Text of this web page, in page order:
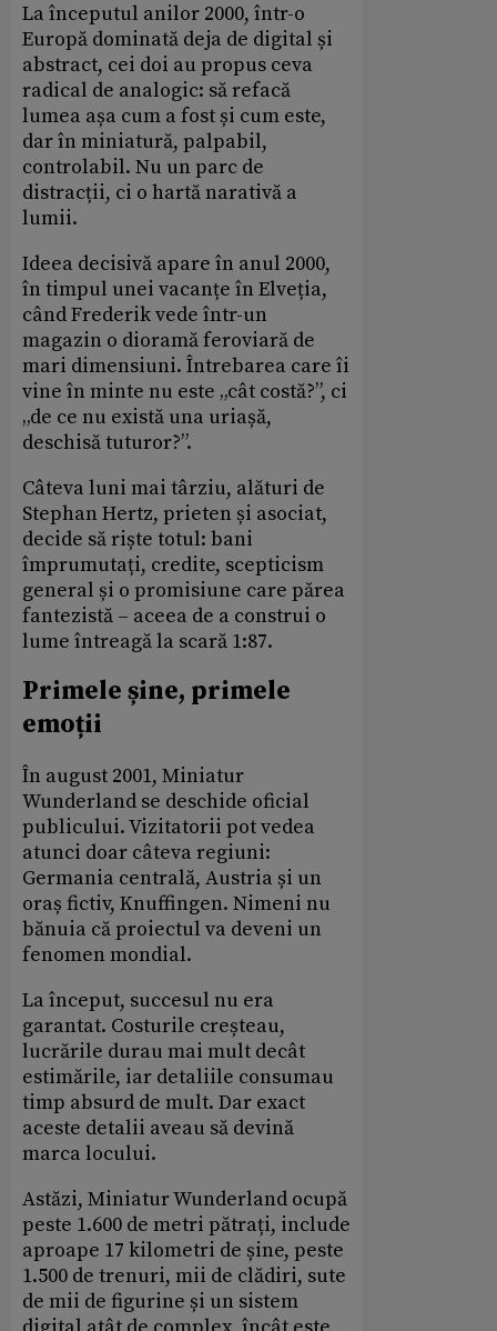
La începutul anilor 2000, într-o
Europă dominată deja de digital și
abstract, cei doi au propus ceva
radical de analogic: să refacă
lumea așa cum a fost și cum este,
dar în miniatură, palpabil,
controlabil. Nu un parc de
distracții, ci o hartă narativă a
lumii.
Ideea decisivă apare în anul 2000,
în timpul unei vacanțe în Elveția,
când Frederik vede într-un
magazin o dioramă feroviară de
mari dimensiuni. Întrebarea care îi
vine în minte nu este „cât costă?”, ci
„de ce nu există una uriașă,
deschisă tuturor?”.
Câteva luni mai târziu, alături de
Stephan Hertz, prieten și asociat,
decide să riște totul: bani
împrumutați, credite, scepticism
general și o promisiune care părea
fantezistă – aceea de a construi o
lume întreagă la scară 1:87.
Primele șine, primele
emoții
În august 2001, Miniatur
Wunderland se deschide oficial
publicului. Vizitatorii pot vedea
atunci doar câteva regiuni:
Germania centrală, Austria și un
oraș fictiv, Knuffingen. Nimeni nu
bănuia că proiectul va deveni un
fenomen mondial.
La început, succesul nu era
garantat. Costurile creșteau,
lucrările durau mai mult decât
estimările, iar detaliile consumau
timp absurd de mult. Dar exact
aceste detalii aveau să devină
marca locului.
Astăzi, Miniatur Wunderland ocupă
peste 1.600 de metri pătrați, include
aproape 17 kilometri de șine, peste
1.500 de trenuri, mii de clădiri, sute
de mii de figurine și un sistem